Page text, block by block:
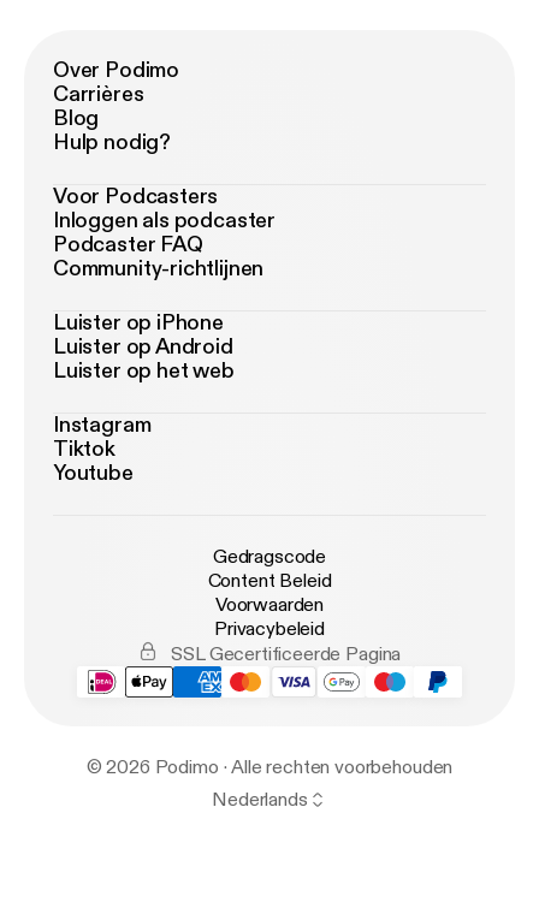
Over Podimo
Carrières
Blog
Hulp nodig?
Voor Podcasters
Inloggen als podcaster
Podcaster FAQ
Community-richtlijnen
Luister op iPhone
Luister op Android
Luister op het web
Instagram
Tiktok
Youtube
Gedragscode
Content Beleid
Voorwaarden
Privacybeleid
SSL Gecertificeerde Pagina
© 2026 Podimo · Alle rechten voorbehouden
Nederlands